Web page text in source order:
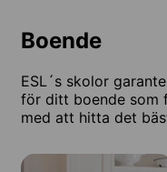
Boende
ESL´s skolor
för ditt boende som
med att hitta det